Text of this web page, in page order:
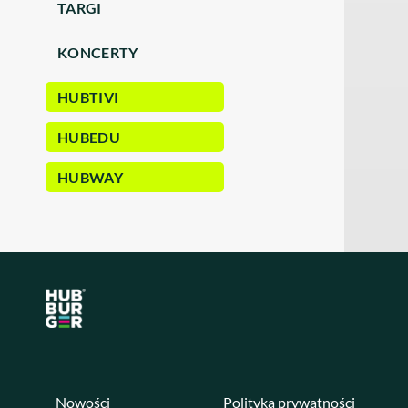
TARGI
KONCERTY
HUBTIVI
HUBEDU
HUBWAY
Nowości Polityka prywatności